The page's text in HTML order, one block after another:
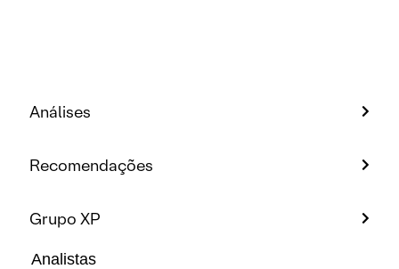
Análises
Recomendações
Grupo XP
Analistas